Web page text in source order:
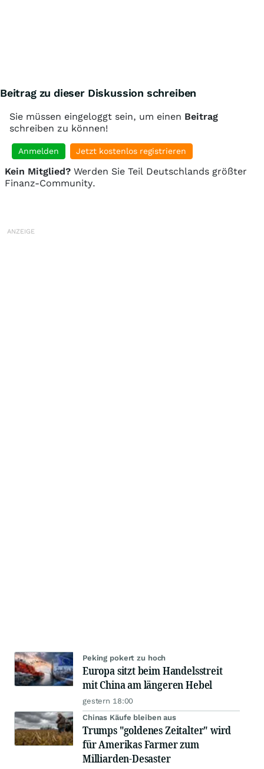
Beitrag zu dieser Diskussion schreiben
Sie müssen eingeloggt sein, um einen Beitrag
schreiben zu können!
Anmelden Jetzt kostenlos registrieren
Kein Mitglied? Werden Sie Teil Deutschlands größter
Finanz-Community.
Peking pokert zu hoch
Europa sitzt beim Handelsstreit
mit China am längeren Hebel
gestern 18:00
Chinas Käufe bleiben aus
Trumps "goldenes Zeitalter" wird
für Amerikas Farmer zum
Milliarden-Desaster